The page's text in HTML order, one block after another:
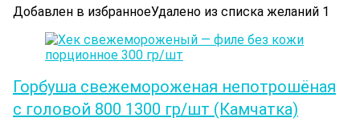
Добавлен в избранноеУдалено из списка желаний 1
Горбуша свежемороженая непотрошёная
с головой 800 1300 гр/шт (Камчатка)